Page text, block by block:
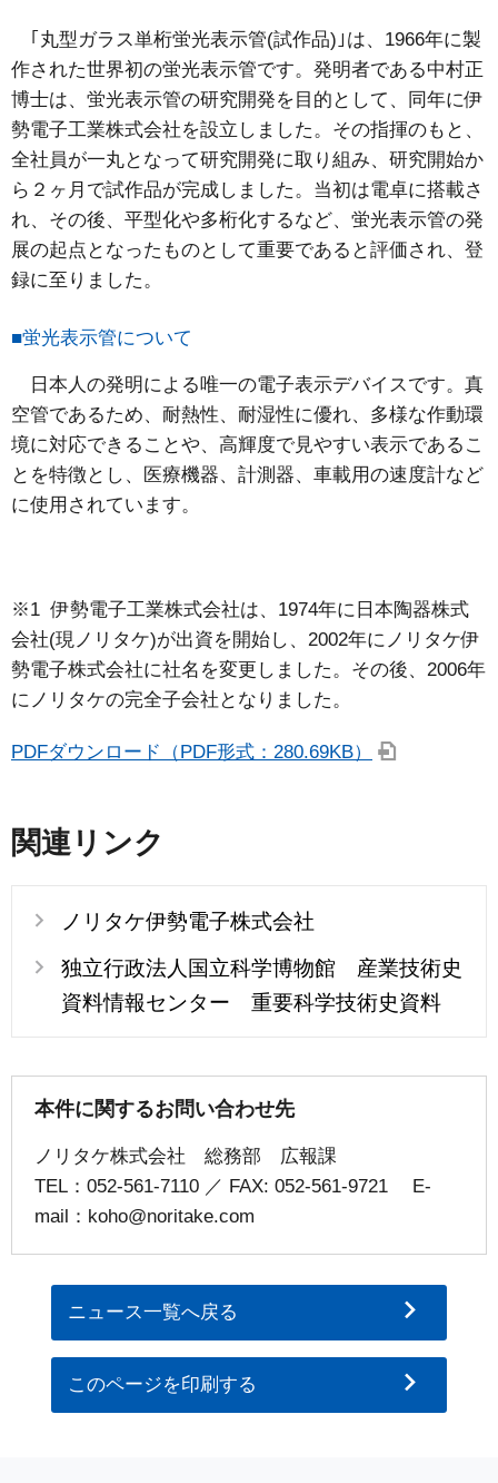
｢丸型ガラス単桁蛍光表示管(試作品)｣は、1966年に製
作された世界初の蛍光表示管です。発明者である中村正
博士は、蛍光表示管の研究開発を目的として、同年に伊
勢電子工業株式会社を設立しました。その指揮のもと、
全社員が一丸となって研究開発に取り組み、研究開始か
ら２ヶ月で試作品が完成しました。当初は電卓に搭載さ
れ、その後、平型化や多桁化するなど、蛍光表示管の発
展の起点となったものとして重要であると評価され、登
録に至りました。
■蛍光表示管について
日本人の発明による唯一の電子表示デバイスです。真
空管であるため、耐熱性、耐湿性に優れ、多様な作動環
境に対応できることや、高輝度で見やすい表示であるこ
とを特徴とし、医療機器、計測器、車載用の速度計など
に使用されています。
※1 伊勢電子工業株式会社は、1974年に日本陶器株式
会社(現ノリタケ)が出資を開始し、2002年にノリタケ伊
勢電子株式会社に社名を変更しました。その後、2006年
にノリタケの完全子会社となりました。
PDFダウンロード（PDF形式：280.69KB）
関連リンク
ノリタケ伊勢電子株式会社
独立行政法人国立科学博物館 産業技術史
資料情報センター 重要科学技術史資料
本件に関するお問い合わせ先
ノリタケ株式会社 総務部 広報課
TEL：052-561-7110 ／ FAX: 052-561-9721 E-
mail：koho@noritake.com
ニュース一覧へ戻る
このページを印刷する